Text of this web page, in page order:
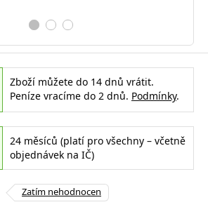
Zboží můžete do 14 dnů vrátit.
Peníze vracíme do 2 dnů. Podmínky.
24 měsíců (platí pro všechny – včetně
objednávek na IČ)
Zatím nehodnocen